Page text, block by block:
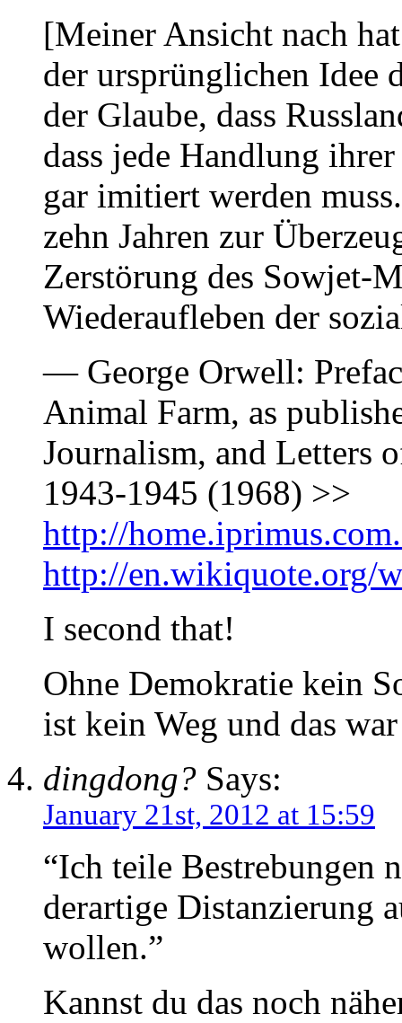
[Meiner Ansicht nach
der ursprünglichen Idee
der Glaube, dass
dass jede Handlung
gar imitiert werden
zehn Jahren zur
Zerstörung des Sowjet-
Wiederaufleben der
— George Orwell:
Animal Farm, as
Journalism, and Letters
1943-1945 (1968) >>
http://
http://en.wikiquote.org/
I second that!
Ohne Demokratie kein
ist kein Weg und das
dingdong? Says:
January 21st, 2012 at 15:59
“Ich teile Bestrebungen
derartige Distanzierung
wollen.”
Kannst du das noch